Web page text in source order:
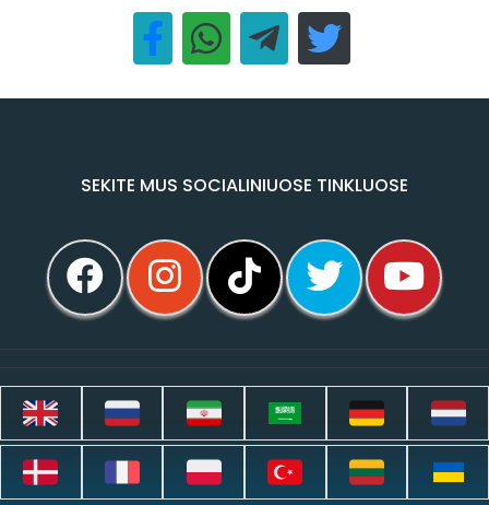
SEKITE MUS SOCIALINIUOSE TINKLUOSE